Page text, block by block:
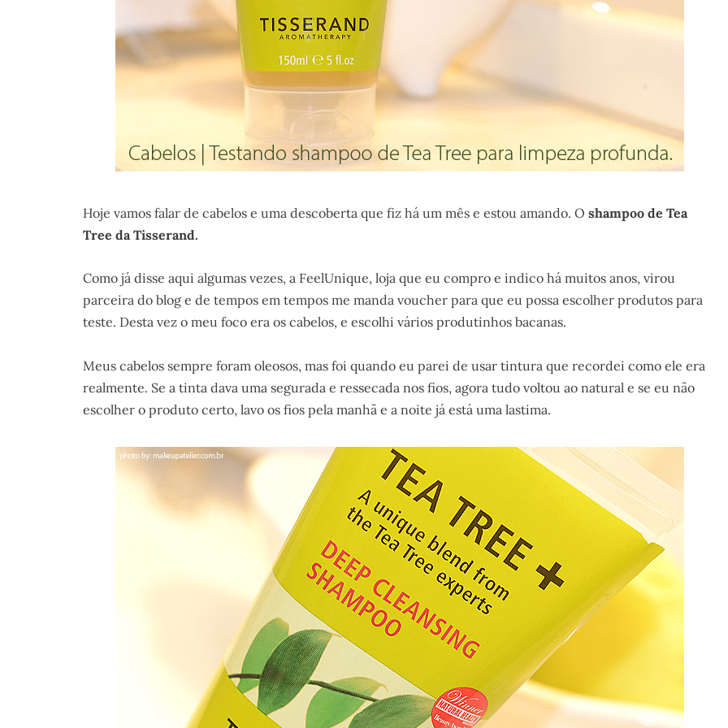
Hoje vamos falar de cabelos e uma descoberta que fiz há um mês e estou amando. O shampoo de Tea
Tree da Tisserand.
Como já disse aqui algumas vezes, a FeelUnique, loja que eu compro e indico há muitos anos, virou
parceira do blog e de tempos em tempos me manda voucher para que eu possa escolher produtos para
teste. Desta vez o meu foco era os cabelos, e escolhi vários produtinhos bacanas.
Meus cabelos sempre foram oleosos, mas foi quando eu parei de usar tintura que recordei como ele era
realmente. Se a tinta dava uma segurada e ressecada nos fios, agora tudo voltou ao natural e se eu não
escolher o produto certo, lavo os fios pela manhã e a noite já está uma lastima.